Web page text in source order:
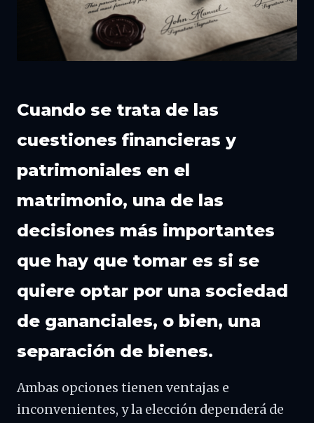
Cuando se trata de las
cuestiones financieras y
patrimoniales en el
matrimonio, una de las
decisiones más importantes
que hay que tomar es si se
quiere optar por una sociedad
de gananciales, o bien, una
separación de bienes.
Ambas opciones tienen ventajas e
inconvenientes, y la elección dependerá de